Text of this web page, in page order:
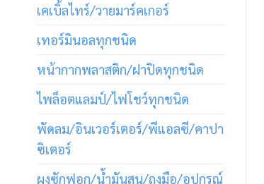
เคเบิ้ลไทร์/วายมาร์คเกอร์
เทอร์มินอลทุกชนิด
หน้ากากพลาสติก/ฝาปิดทุกชนิด
ไพล็อตแลมป์/ไฟโชว์ทุกชนิด
พัดลม/อินเวอร์เตอร์/พีแอลซี/คาปา
ซิเตอร์
ผงซักฟอก/น้ำมันสน/ถุงมือ/อุปกรณ์